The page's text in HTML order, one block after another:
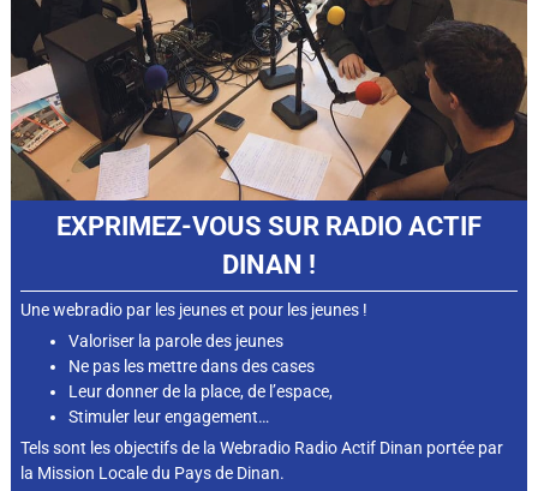
EXPRIMEZ-VOUS SUR RADIO ACTIF
DINAN !
Une webradio par les jeunes et pour les jeunes !
Valoriser la parole des jeunes
Ne pas les mettre dans des cases
Leur donner de la place, de l’espace,
Stimuler leur engagement…
Tels sont les objectifs de la Webradio Radio Actif Dinan portée par
la Mission Locale du Pays de Dinan.